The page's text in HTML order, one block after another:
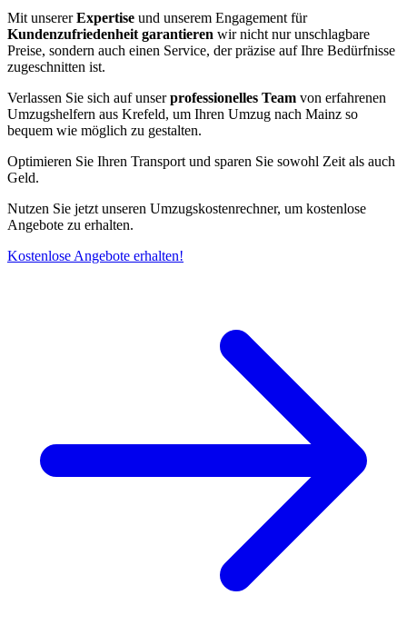
Mit unsererExpertise und unserem Engagement für
Kundenzufriedenheit garantieren wir nicht nur unschlagbare
Preise, sondern auch einen Service, der präzise auf Ihre Bedürfnisse
zugeschnitten ist.
Verlassen Sie sich auf unserprofessionelles Team von erfahrenen
Umzugshelfern aus Krefeld, um Ihren Umzug nach Mainz so
bequem wie möglich zu gestalten.
Optimieren Sie Ihren Transport und sparen Sie sowohl Zeit als auch
Geld.
Nutzen Sie jetzt unseren Umzugskostenrechner, um kostenlose
Angebote zu erhalten.
Kostenlose Angebote erhalten!